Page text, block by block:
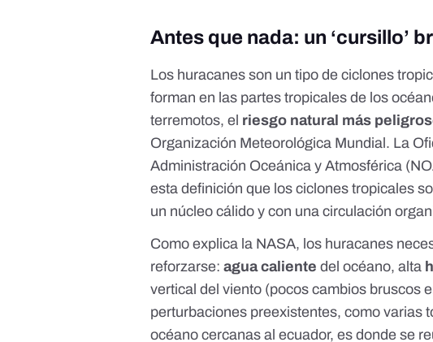
Antes que nada: un ‘cursillo’
Los huracanes son un tipo deciclones
forman en las partes tropicales de los
terremotos, el riesgo natural más
Organización Meteorológica Mundial . La
Administración Oceánica y Atmosférica
esta definición que los ciclones tropicales
un núcleo cálido y con una circulación
Comoexplica la NASA, los huracanes
reforzarse:agua caliente del océano, alta
vertical del viento (pocos cambios bruscos
perturbaciones preexistentes, como varias
océano cercanas al ecuador, es donde se